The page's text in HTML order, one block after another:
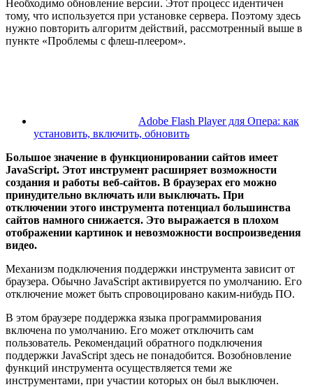
Необходимо обновление версии. Этот процесс идентичен
тому, что используется при установке сервера. Поэтому здесь
нужно повторить алгоритм действий, рассмотренный выше в
пункте «Проблемы с флеш-плеером».
Adobe Flash Player для Опера: как
установить, включить, обновить
Большое значение в функционировании сайтов имеет
JavaScript. Этот инструмент расширяет возможности
создания и работы веб-сайтов. В браузерах его можно
принудительно включать или выключать. При
отключении этого инструмента потенциал большинства
сайтов намного снижается. Это выражается в плохом
отображении картинок и невозможности воспроизведения
видео.
Механизм подключения поддержки инструмента зависит от
браузера. Обычно JavaScript активируется по умолчанию. Его
отключение может быть спровоцировано каким-нибудь ПО.
В этом браузере поддержка языка программирования
включена по умолчанию. Его может отключить сам
пользователь. Рекомендаций обратного подключения
поддержки JavaScript здесь не понадобится. Возобновление
функций инструмента осуществляется теми же
инструментами, при участии которых он был выключен.